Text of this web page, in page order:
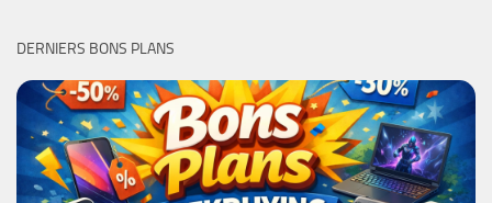
DERNIERS BONS PLANS